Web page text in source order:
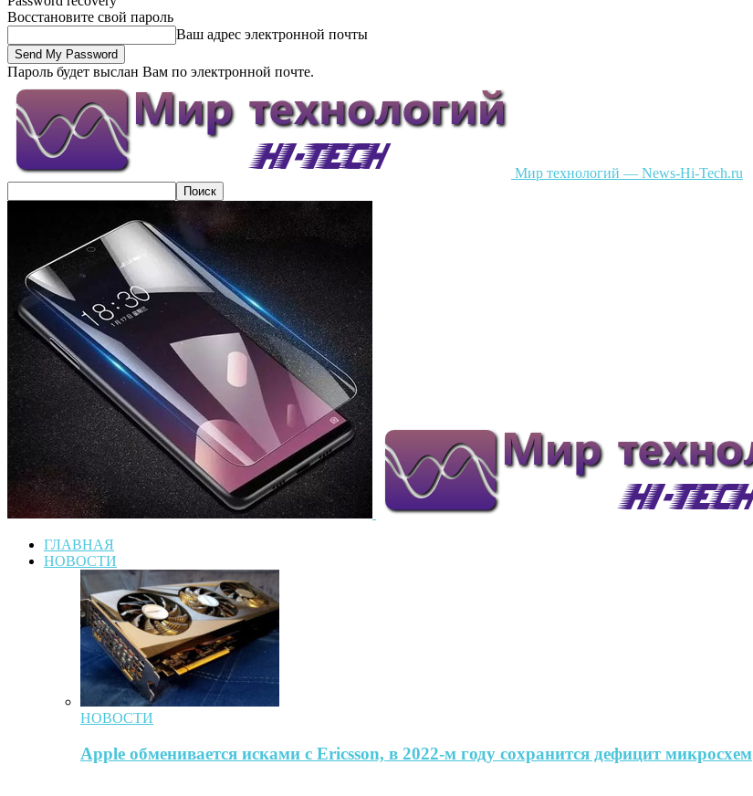
Восстановите свой пароль
Ваш адрес электронной почты
Пароль будет выслан Вам по электронной почте.
Мир технологий — News-Hi-Tech.ru
ГЛАВНАЯ
НОВОСТИ
НОВОСТИ
Apple обменивается исками с Ericsson, в 2022-м году сохранится дефицит микросхем